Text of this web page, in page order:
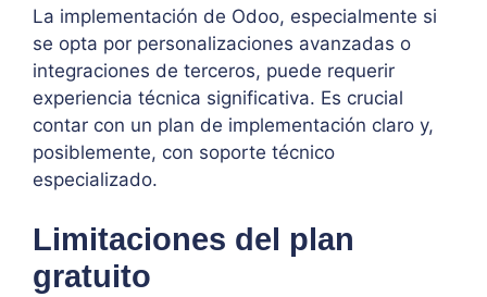
La implementación de Odoo, especialmente si
se opta por personalizaciones avanzadas o
integraciones de terceros, puede requerir
experiencia técnica significativa. Es crucial
contar con un plan de implementación claro y,
posiblemente, con soporte técnico
especializado.
Limitaciones del plan
gratuito